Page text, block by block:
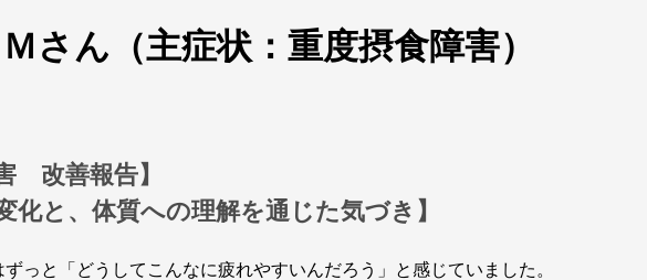
さん（主症状：重度摂食障害）
改善報告】
化と、体質への理解を通じた気づき】
っと「どうしてこんなに疲れやすいんだろう」と感じていました。